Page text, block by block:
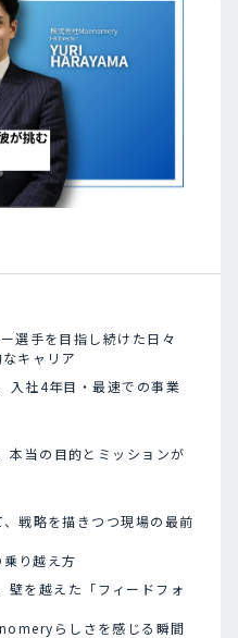
選手を目指し続けた日々
キャリア
入社4年目・最速での事業
本当の目的とミッションが
戦略を描きつつ現場の最前
り越え方
壁を越えた「フィードフォ
らしさを感じる瞬間